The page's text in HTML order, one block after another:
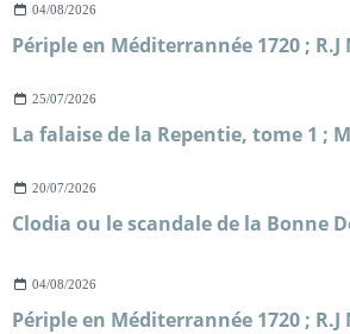
04/08/2026
Périple en Méditerrannée 1720 ; R.J
25/07/2026
20/07/2026
04/08/2026
Périple en Méditerrannée 1720 ; R.J